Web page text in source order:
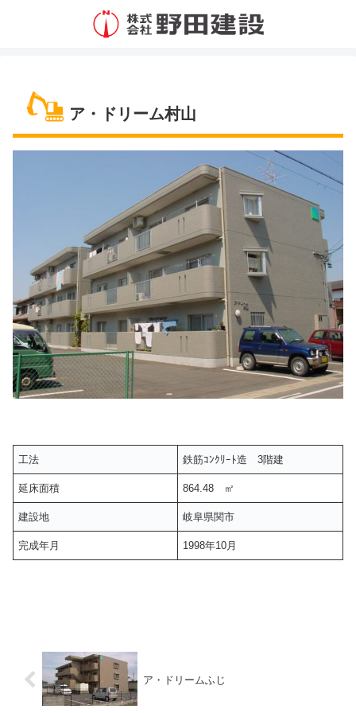
ア・ドリーム村山
工法 鉄筋ｺﾝｸﾘｰﾄ造 3階建
延床面積 864.48 ㎡
建設地 岐阜県関市
完成年月 1998年10月
ア・ドリームふじ